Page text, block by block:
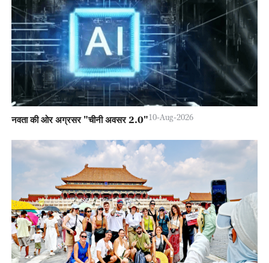
नवता की ओर अग्रसर "चीनी अवसर 2.0"10-Aug-2026